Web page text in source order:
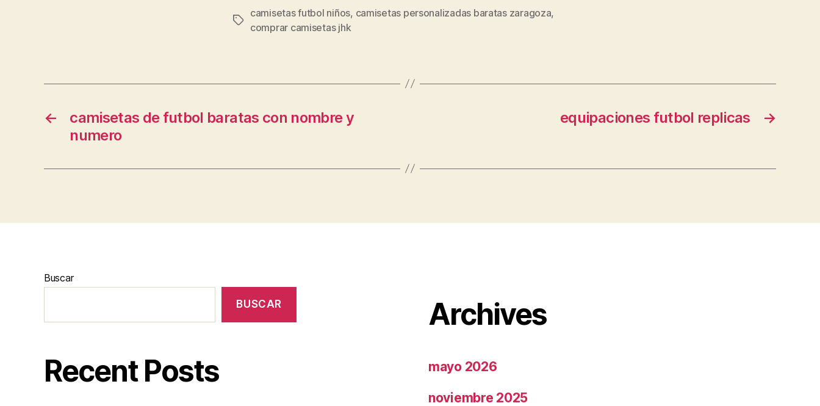
Etiquetas
camisetas futbol niños, camisetas personalizadas baratas zaragoza,
comprar camisetas jhk
←
camisetas de futbol baratas con nombre y
numero
→
equipaciones futbol replicas
Buscar
BUSCAR
Recent Posts
Archives
mayo 2026
noviembre 2025